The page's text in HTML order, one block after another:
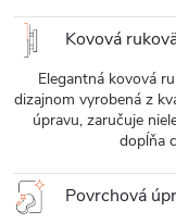
Kovová
Elegantná kovová
dizajnom vyrobená z
úpravu, zaručuje
dopĺňa
Povrchová